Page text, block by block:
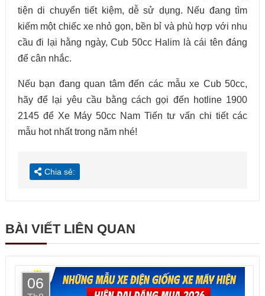
tiện di chuyển tiết kiệm, dễ sử dụng. Nếu đang tìm
kiếm một chiếc xe nhỏ gọn, bền bỉ và phù hợp với nhu
cầu đi lại hằng ngày, Cub 50cc Halim là cái tên đáng
để cân nhắc.
Nếu bạn đang quan tâm đến các mẫu xe Cub 50cc,
hãy để lại yêu cầu bằng cách gọi đến hotline 1900
2145 để Xe Máy 50cc Nam Tiến tư vấn chi tiết các
mẫu hot nhất trong năm nhé!
Chia sẻ:
BÀI VIẾT LIÊN QUAN
06